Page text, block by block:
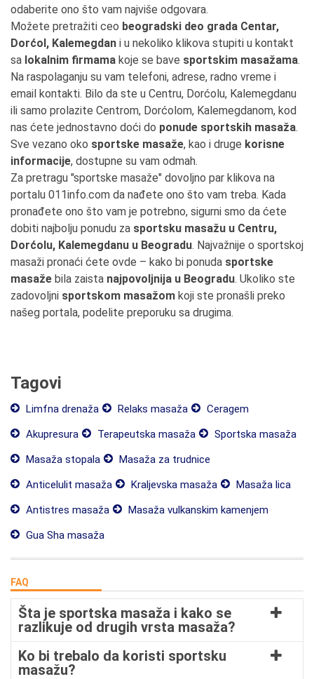
odaberite ono što vam najviše odgovara.
Možete pretražiti ceo beogradski deo grada Centar,
Dorćol, Kalemegdan i u nekoliko klikova stupiti u kontakt
sa lokalnim firmama koje se bave sportskim masažama.
Na raspolaganju su vam telefoni, adrese, radno vreme i
email kontakti. Bilo da ste u Centru, Dorćolu, Kalemegdanu
ili samo prolazite Centrom, Dorćolom, Kalemegdanom, kod
nas ćete jednostavno doći do ponude sportskih masaža.
Sve vezano oko sportske masaže, kao i druge korisne
informacije, dostupne su vam odmah.
Za pretragu "sportske masaže" dovoljno par klikova na
portalu 011info.com da nađete ono što vam treba. Kada
pronađete ono što vam je potrebno, sigurni smo da ćete
dobiti najbolju ponudu za sportsku masažu u Centru,
Dorćolu, Kalemegdanu u Beogradu. Najvažnije o sportskoj
masaži pronaći ćete ovde – kako bi ponuda sportske
masaže bila zaista najpovoljnija u Beogradu. Ukoliko ste
zadovoljni sportskom masažom koji ste pronašli preko
našeg portala, podelite preporuku sa drugima.
Tagovi
Limfna drenaža Relaks masaža
Ceragem
Akupresura
Terapeutska masaža
Sportska masaža
Masaža stopala
Masaža za trudnice
Anticelulit masaža
Kraljevska masaža
Masaža lica
Antistres masaža
Masaža vulkanskim kamenjem
Gua Sha masaža
FAQ
Šta je sportska masaža i kako se
razlikuje od drugih vrsta masaža?
Ko bi trebalo da koristi sportsku
masažu?